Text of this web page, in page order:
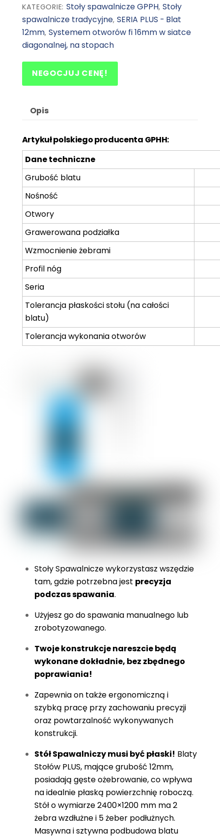
KATEGORIE: Stoły spawalnicze GPPH,Stoły
spawalnicze tradycyjne,SERIA PLUS - Blat
12mm,Systemem otworów fi 16mm w siatce
diagonalnej, na stopach
NEGOCJUJ CENĘ!
Opis
Artykuł polskiego producenta GPHH:
Dane techniczne
Grubość blatu
Nośność
Otwory
Grawerowana podziałka
Wzmocnienie żebrami
Profil nóg
Seria
Tolerancja płaskości stołu (na całości
blatu)
Tolerancja wykonania otworów
Stoły Spawalnicze wykorzystasz wszędzie
tam, gdzie potrzebna jest precyzja
podczas spawania.
Użyjesz go do spawania manualnego lub
zrobotyzowanego.
Twoje konstrukcje nareszcie będą
wykonane dokładnie, bez zbędnego
poprawiania!
Zapewnia on także ergonomiczną i
szybką pracę przy zachowaniu precyzji
oraz powtarzalność wykonywanych
konstrukcji.
Stół Spawalniczy musi być płaski! Blaty
Stołów PLUS, mające grubość 12mm,
posiadają gęste ożebrowanie, co wpływa
na idealnie płaską powierzchnię roboczą.
Stół o wymiarze 2400×1200 mm ma 2
żebra wzdłużne i 5 żeber podłużnych.
Masywna i sztywna podbudowa blatu